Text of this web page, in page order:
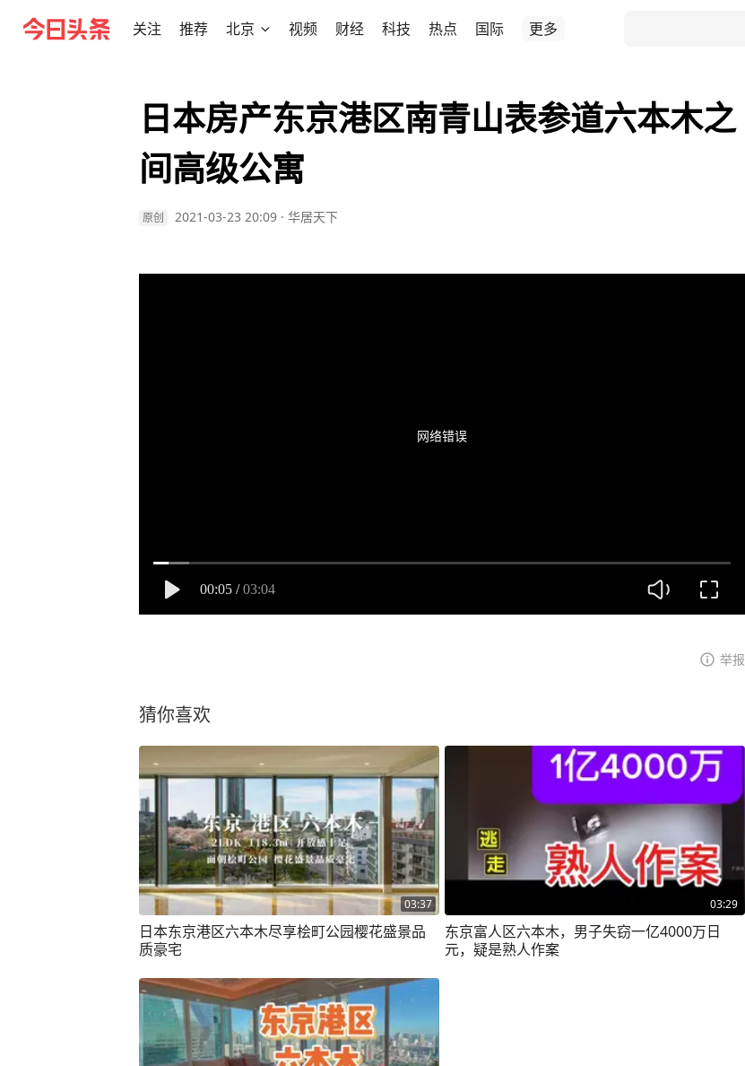
关注 推荐 北京 视频 财经 科技 热点 国际 更多
日本房产东京港区南青山表参道六本木之
间高级公寓
原创 2021-03-23 20:09 · 华居天下
网络错误
00:05 / 03:04
举报
猜你喜欢
03:37
日本东京港区六本木尽享桧町公园樱花盛景品
质豪宅
03:29
东京富人区六本木，男子失窃一亿4000万日
元，疑是熟人作案